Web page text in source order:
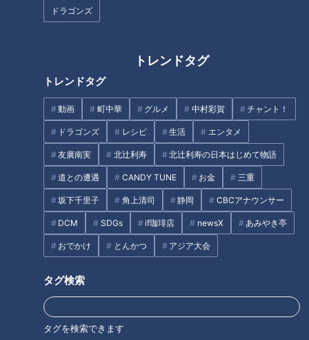
ドラゴンズ
トレンドタグ
トレンドタグ
動画 町中華 グルメ 中村彩賀 チャント！
ドラゴンズ レシピ 生活 エンタメ
友廣南実 北辻利寿 北辻利寿の日本はじめて物語
道との遭遇 CANDY TUNE お金 三重
坂下千里子 角上清司 静岡 CBCアナウンサー
DCM SDGs if珈琲店 newsX あみやき亭
おでかけ とんかつ アジア大会
タグ検索
タグを検索できます
える沖縄への思い
北辻利寿 コラム 東西南北論説風
オススメ関連コンテンツ
統一地方選の春だからこそ、沖